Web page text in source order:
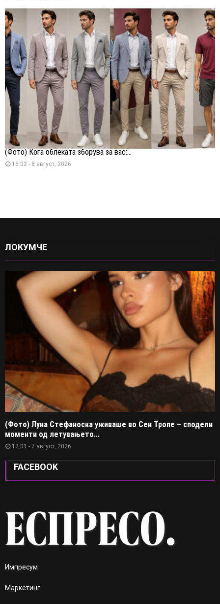
(Фото) Кога облеката зборува за вас:...
16:02 - 8 август, 2026
ЛОКУМЧЕ
(Фото) Луна Стефаноска уживаше во Сен Тропе – сподели
моменти од летувањето...
12:01 - 7 август, 2026
FACEBOOK
Импресум
Маркетинг